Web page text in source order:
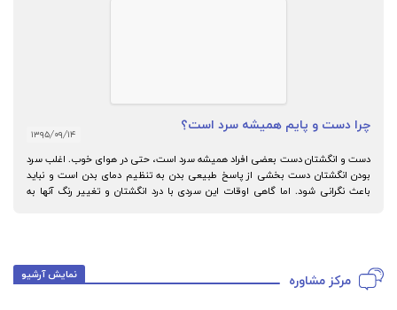
چرا دست و پایم همیشه سرد است؟
۱۳۹۵/۰۹/۱۴
دست و انگشتان دست بعضی افراد همیشه سرد است، حتی در هوای خوب. اغلب سرد
بودن انگشتان دست بخشی از پاسخ طبیعی بدن به تنظیم دمای بدن است و نباید
باعث نگرانی شود. اما گاهی اوقات این سردی با درد انگشتان و تغییر رنگ آنها به
مرکز مشاوره نمایش آرشیو